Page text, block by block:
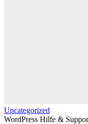
Uncategorized
WordPress Hilfe &